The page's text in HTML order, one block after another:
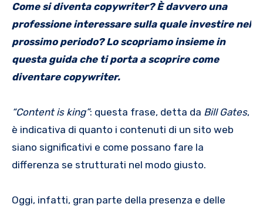
Come si diventa copywriter? È davvero una
professione interessare sulla quale investire nel
prossimo periodo? Lo scopriamo insieme in
questa guida che ti porta a scoprire come
diventare copywriter.
“Content is king”: questa frase, detta da Bill Gates,
è indicativa di quanto i contenuti di un sito web
siano significativi e come possano fare la
differenza se strutturati nel modo giusto.
Oggi, infatti, gran parte della presenza e delle